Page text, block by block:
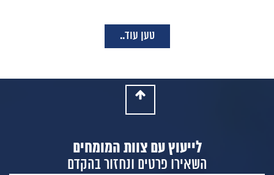
טען עוד..
לייעוץ עם צוות המומחים
השאירו פרטים ונחזור בהקדם